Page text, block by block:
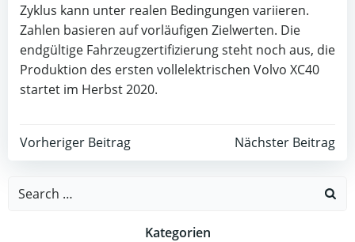
Zyklus kann unter realen Bedingungen variieren.
Zahlen basieren auf vorläufigen Zielwerten. Die
endgültige Fahrzeugzertifizierung steht noch aus, die
Produktion des ersten vollelektrischen Volvo XC40
startet im Herbst 2020.
Beitragsnavigation
Vorheriger Beitrag Nächster Beitrag
Search
Kategorien